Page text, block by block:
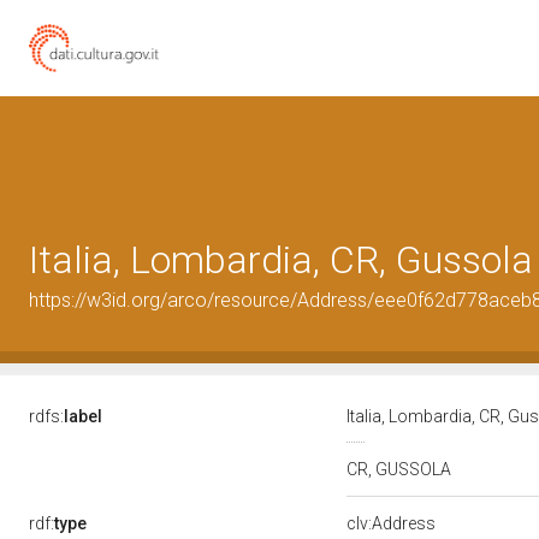
Italia, Lombardia, CR, Gussola
https://w3id.org/arco/resource/Address/
rdfs: label Italia, Lombardia, CR,
CR, GUSSOLA
rdf:type clv:Address